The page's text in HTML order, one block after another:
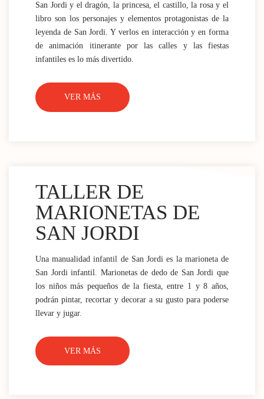
San Jordi y el dragón, la princesa, el castillo, la rosa y el
libro son los personajes y elementos protagonistas de la
leyenda de San Jordi. Y verlos en interacción y en forma
de animación itinerante por las calles y las fiestas
infantiles es lo más divertido.
VER MÁS
TALLER DE
MARIONETAS DE
SAN JORDI
Una manualidad infantil de San Jordi es la marioneta de
San Jordi infantil. Marionetas de dedo de San Jordi que
los niños más pequeños de la fiesta, entre 1 y 8 años,
podrán pintar, recortar y decorar a su gusto para poderse
llevar y jugar.
VER MÁS